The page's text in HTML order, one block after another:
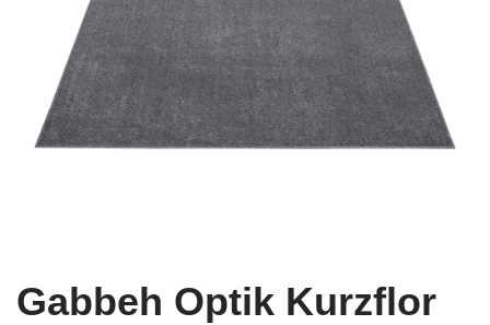
Gabbeh Optik Kurzflor